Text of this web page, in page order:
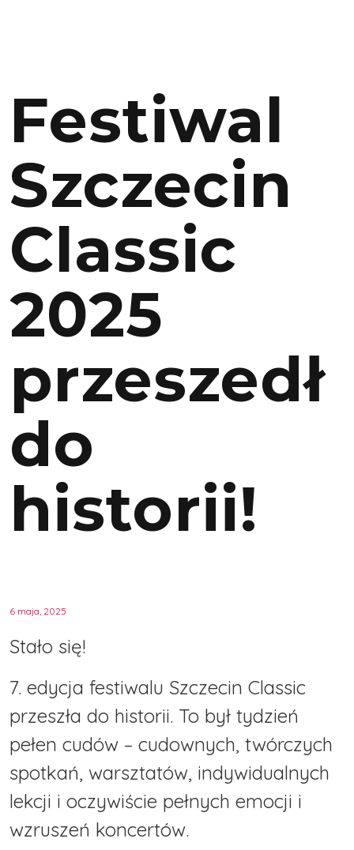
Festiwal
Szczecin
Classic
2025
przeszedł
do
historii!
6 maja, 2025
Stało się!
7. edycja festiwalu Szczecin Classic
przeszła do historii. To był tydzień
pełen cudów – cudownych, twórczych
spotkań, warsztatów, indywidualnych
lekcji i oczywiście pełnych emocji i
wzruszeń koncertów.